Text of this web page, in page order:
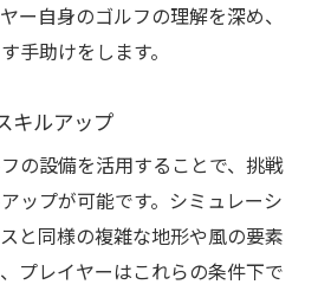
ー自身のゴルフの理解を深め、
手助けをします。
キルアップ
の設備を活用することで、挑戦
ップが可能です。シミュレーシ
と同様の複雑な地形や風の要素
プレイヤーはこれらの条件下で